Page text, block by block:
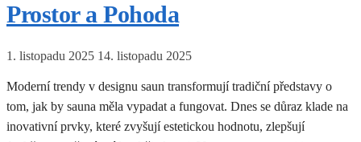
Prostor a Pohoda
1. listopadu 2025 14. listopadu 2025
Moderní trendy v designu saun transformují tradiční představy o
tom, jak by sauna měla vypadat a fungovat. Dnes se důraz klade na
inovativní prvky, které zvyšují estetickou hodnotu, zlepšují